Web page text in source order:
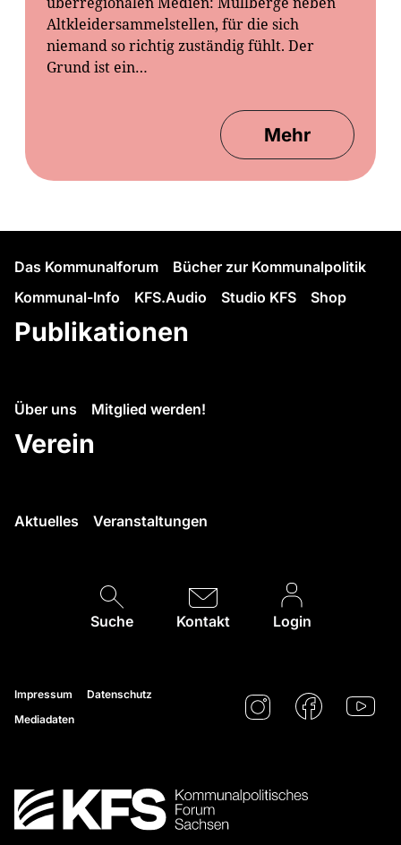
Altkleidersammelstellen, für die sich
niemand so richtig zuständig fühlt. Der
Grund ist ein…
Mehr
Das Kommunalforum
Bücher zur Kommunalpolitik
Kommunal-Info
KFS.Audio Studio KFS Shop
Publikationen
Über uns Mitglied werden!
Verein
Aktuelles Veranstaltungen
Suche Kontakt Login
Impressum
Datenschutz
Mediadaten